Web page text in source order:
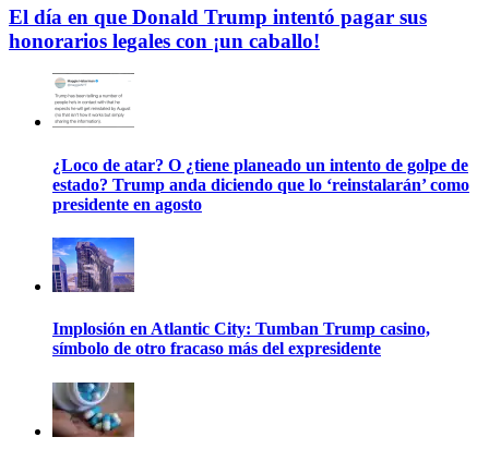
El día en que Donald Trump intentó pagar sus
honorarios legales con ¡un caballo!
¿Loco de atar? O ¿tiene planeado un intento de golpe de
estado? Trump anda diciendo que lo ‘reinstalarán’ como
presidente en agosto
Implosión en Atlantic City: Tumban Trump casino,
símbolo de otro fracaso más del expresidente